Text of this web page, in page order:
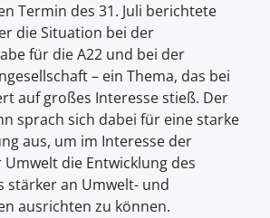
Termin des 31. Juli berichtete
die Situation bei der
für die A22 und bei der
– ein Thema, das bei
auf großes Interesse stieß. Der
sprach sich dabei für eine starke
aus, um im Interesse der
die Entwicklung des
stärker an Umwelt- und
ausrichten zu können.